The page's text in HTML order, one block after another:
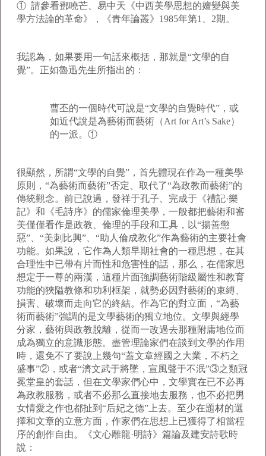
① 請參看鄧曉芒、易中天《中西美學思想的嬗變與美
學方法論的革命》，《青年論叢》1985年第1、2期。
我認為，如果要用一句話來概括，那就是“文學的自
覺”。正如魯迅先生所指出的：
曹丕的一個時代可說是“文學的自覺時代”，或
如近代說是為藝術而藝術（Art for Art’s Sake）
的一派。①
很顯然，所謂“文學的自覺”，首先體現在作為一種美學
原則，“為藝術而藝術”否定、取代了“為政教而藝術”的
傳統觀念。前已說過，發祥于孔子、完成于《禮記·樂
記》和《毛詩序》的儒家倫理美學，一般都把藝術和審
美僅僅看作是政教、倫理的手段和工具，以“揚善懲
惡”、“美刺比興”、“助人倫成教化”作為藝術的主要社會
功能。如果說，它作為人類早期社會的一種思想，在其
合理性中已帶有片而性和危害性的話，那么，在儒家思
想定于一尊的兩漢，這種片面強調藝術階級屬性和教育
功能的狹隘教條和功利框架，就勢必因對藝術的束縛、
損害、破壞而走向它的終結。作為它的對立面，“為藝
術而藝術”強調的是文學藝術的獨立地位。文學與經學
分家，藝術與政教脫離，從而一改過去那種附庸地位而
成為獨立的意識形態。盡管理論家們在談到文學的作用
時，還免不了要說上幾句“蓋文章經國之大業，不朽之
盛事”②，或者“濟文武于將墜，宣風聲于不泯”③之類冠
冕堂皇的套話，但在文學家們心中，文學實在已不必再
為政教服務，或者不必那么直接地去服務，也不必把男
女情愛之作也都扯到“后妃之德”上去。至少在題材的選
擇和文章的立意方面，作家們在思想上已獲得了相當程
序的創作自由。《文心雕龍·明詩》篇論及建安詩歌時
說：